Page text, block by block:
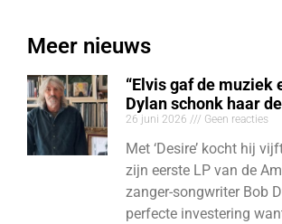
Meer nieuws
“Elvis gaf de muziek
Dylan schonk haar
26 juni 2026 Geen reacties
Met ‘Desire’ kocht hij
zijn eerste LP van de
zanger-songwriter Bob
perfecte investering